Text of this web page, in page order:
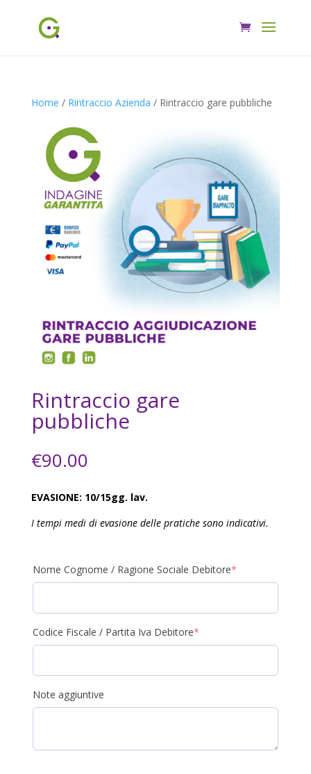
Home / Rintraccio Azienda / Rintraccio gare pubbliche
Rintraccio gare
pubbliche
€90.00
EVASIONE: 10/15gg. lav.
I tempi medi di evasione delle pratiche sono indicativi.
Nome Cognome / Ragione Sociale Debitore*(required)
Codice Fiscale / Partita Iva Debitore*(required)
Note aggiuntive